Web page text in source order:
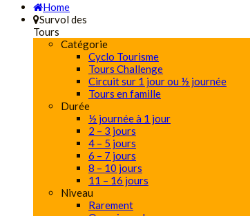
Home
Survol des
Tours
Catégorie
Cyclo Tourisme
Tours Challenge
Circuit sur 1 jour ou ½ journée
Tours en famille
Durée
½ journée à 1 jour
2 – 3 jours
4 – 5 jours
6 – 7 jours
8 – 10 jours
11 – 16 jours
Niveau
Rarement